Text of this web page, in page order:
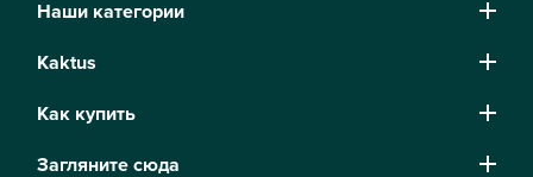
Наши категории
Kaktus
Как купить
Загляните сюда